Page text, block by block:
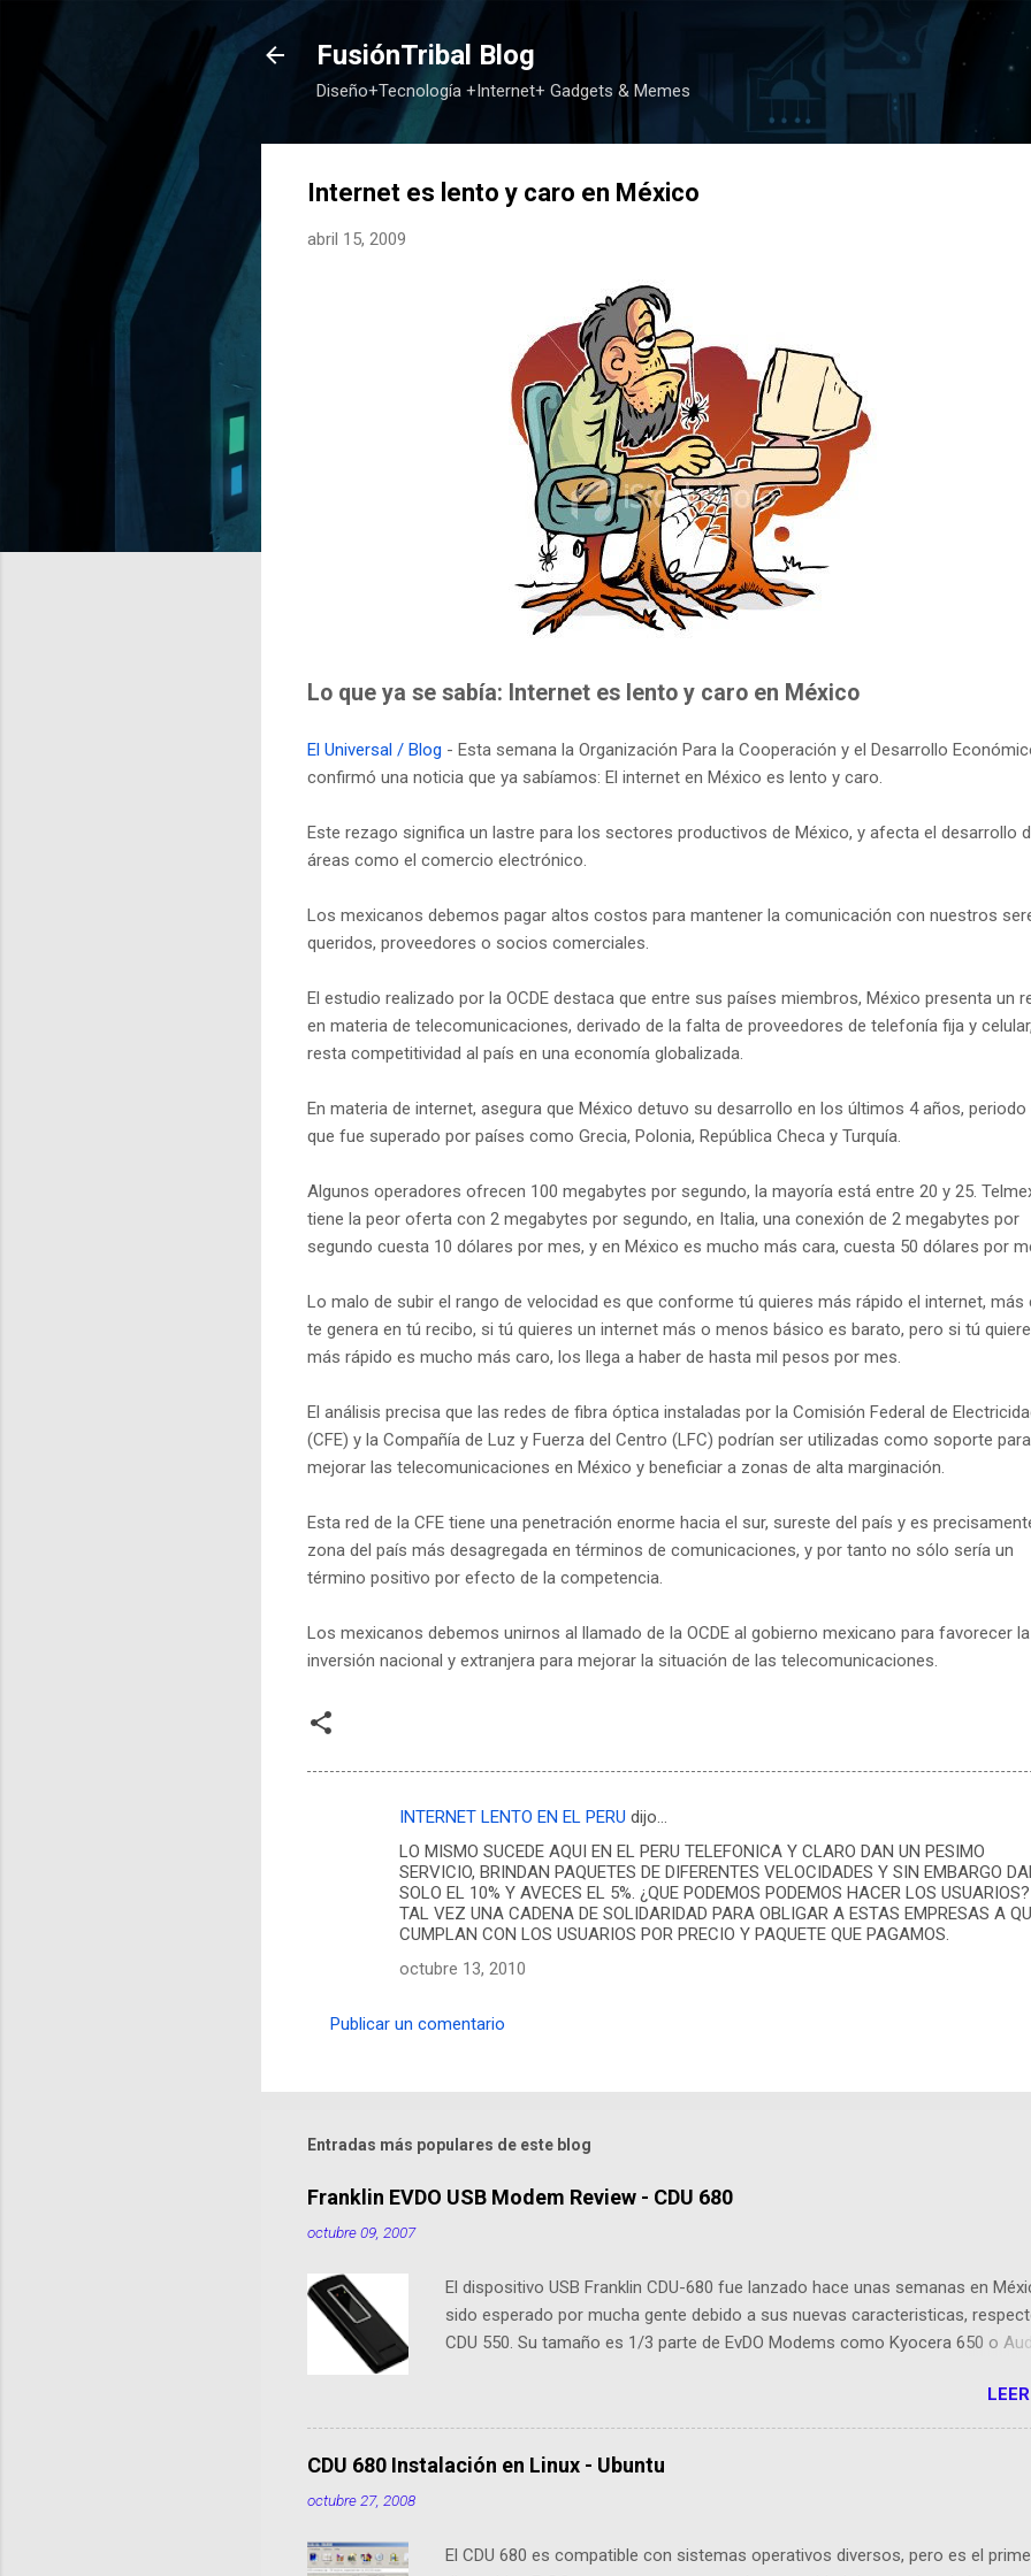
FusiónTribal Blog
Diseño+Tecnología +Internet+ Gadgets & Memes
Internet es lento y caro en México
abril 15, 2009
Lo que ya se sabía: Internet es lento y caro en México
El Universal / Blog - Esta semana la Organización Para la Cooperación y el Desarrollo
confirmó una noticia que ya sabíamos: El internet en México es lento y caro.
Este rezago significa un lastre para los sectores productivos de México, y afecta el desarrollo
áreas como el comercio electrónico.
Los mexicanos debemos pagar altos costos para mantener la comunicación con nuestros
queridos, proveedores o socios comerciales.
El estudio realizado por la OCDE destaca que entre sus países miembros, México presenta un
en materia de telecomunicaciones, derivado de la falta de proveedores de telefonía fija y
resta competitividad al país en una economía globalizada.
En materia de internet, asegura que México detuvo su desarrollo en los últimos 4 años, periodo
que fue superado por países como Grecia, Polonia, República Checa y Turquía.
Algunos operadores ofrecen 100 megabytes por segundo, la mayoría está entre 20 y 25.
tiene la peor oferta con 2 megabytes por segundo, en Italia, una conexión de 2 megabytes por
segundo cuesta 10 dólares por mes, y en México es mucho más cara, cuesta 50 dólares por
Lo malo de subir el rango de velocidad es que conforme tú quieres más rápido el internet, más
te genera en tú recibo, si tú quieres un internet más o menos básico es barato, pero si tú
más rápido es mucho más caro, los llega a haber de hasta mil pesos por mes.
El análisis precisa que las redes de fibra óptica instaladas por la Comisión Federal de
(CFE) y la Compañía de Luz y Fuerza del Centro (LFC) podrían ser utilizadas como soporte para
mejorar las telecomunicaciones en México y beneficiar a zonas de alta marginación.
Esta red de la CFE tiene una penetración enorme hacia el sur, sureste del país y es
zona del país más desagregada en términos de comunicaciones, y por tanto no sólo sería un
término positivo por efecto de la competencia.
Los mexicanos debemos unirnos al llamado de la OCDE al gobierno mexicano para favorecer la
inversión nacional y extranjera para mejorar la situación de las telecomunicaciones.
a
i
s
INTERNET LENTO EN EL PERU dijo…
LO MISMO SUCEDE AQUI EN EL PERU TELEFONICA Y CLARO DAN UN PESIMO
SERVICIO, BRINDAN PAQUETES DE DIFERENTES VELOCIDADES Y SIN EMBARGO
SOLO EL 10% Y AVECES EL 5%. ¿QUE PODEMOS PODEMOS HACER LOS USUARIOS?
TAL VEZ UNA CADENA DE SOLIDARIDAD PARA OBLIGAR A ESTAS EMPRESAS A
CUMPLAN CON LOS USUARIOS POR PRECIO Y PAQUETE QUE PAGAMOS.
octubre 13, 2010
Publicar un comentario
Entradas más populares de este blog
Franklin EVDO USB Modem Review - CDU 680
octubre 09, 2007
El dispositivo USB Franklin CDU-680 fue lanzado hace unas semanas en
sido esperado por mucha gente debido a sus nuevas caracteristicas,
CDU 550. Su tamaño es 1/3 parte de EvDO Modems como Kyocera 650 o
sus antecesoras: Dispositivo EVDO Rev-A Approximately 1/3 of the size of
previous USB Modems Memoria Flash 64 MB incorporada GPS incorporado
de conexión para antenas o amplificadores externos Compatibilidad con
Conector USB plegable Dispositivo USB solo requiere 500ma Max Cable
CDU 680 Instalación en Linux - Ubuntu
octubre 27, 2008
El CDU 680 es compatible con sistemas operativos diversos, pero es el